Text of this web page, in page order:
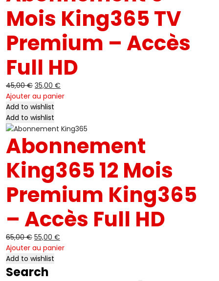
Mois King365 TV
Premium – Accès
Full HD
45,00€ Le
prix
initial
était :
45,00 €.
35,00 €
prix
35,00 €.
Ajouter au panier
Add to wishlist
-15%
Add to wishlist
Abonnement
King365 12 Mois
Premium King365
– Accès Full HD
65,00€ Le
prix
initial
était :
55,00 €
prix
Ajouter au panier
Add to wishlist
Search